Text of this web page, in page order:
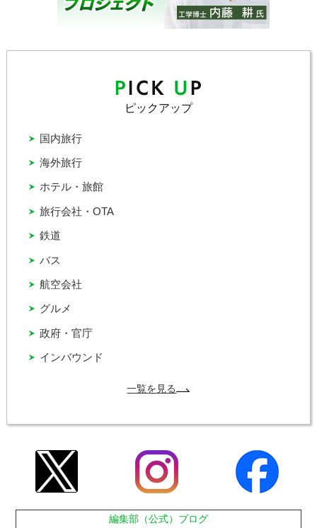
ピックアップ
インバウンド
グルメ
バス
ホテル・旅館
国内旅行
政府・官庁
旅行会社・OTA
海外旅行
航空会社
鉄道
一覧を見る
編集部（公式）ブログ